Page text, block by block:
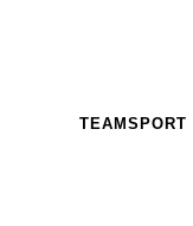
TEAMSPORT